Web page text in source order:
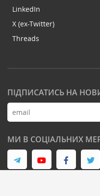
LinkedIn
X (ex-Twitter)
Threads
ПІДПИСАТИСЬ НА
МИ В СОЦІАЛЬНИХ